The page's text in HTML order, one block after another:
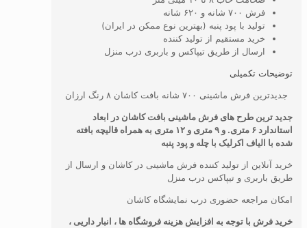
فرش ۷۰۰ شانه و ۶۲۰ شانه
تولید با پود پنبه (بهترین نوع ممکن در ایران)
خرید مستقیم از تولید کننده
ارسال از طریق تیپاکس و باربری درب منزل
توضیحات تکمیلی
جدیدترین فرش ماشینی ۷۰۰ شانه بافت کاشان ۸ رنگ ارزان
جدید ترین طرح های فرش ماشینی بافت کاشان در ابعاد
استاندارد ۶ متری. و ۹ متری و ۱۲ متری به همراه قالیچه بافته
شده با الیاف اکرلیک با چله و پود پنبه
خرید آنلاین از تولید کننده فرش ماشینی در کاشان و ارسال از
طریق باربری و تیپاکس درب منزل
امکان مراجعه حضوری درب نمایشگاه کاشان
خرید فرش با توجه به افزایش هزینه فروشگاه ها ، انبار داریی ،